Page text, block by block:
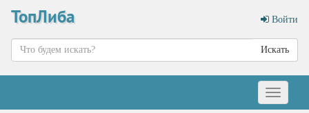
ТопЛиба Войти
Искать
Меню